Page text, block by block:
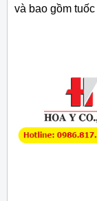
và bao gồm